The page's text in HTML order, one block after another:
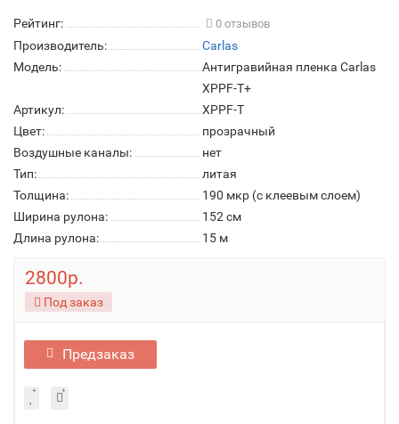
Рейтинг: 0 отзывов
Производитель:
Carlas
Модель:
Антигравийная пленка Carlas
XPPF-T+
Артикул:
XPPF-T
Цвет:
прозрачный
Воздушные каналы:
нет
Тип:
литая
Толщина:
190 мкр (с клеевым слоем)
Ширина рулона:
152 см
Длина рулона:
15 м
2800р.
Под заказ
Предзаказ